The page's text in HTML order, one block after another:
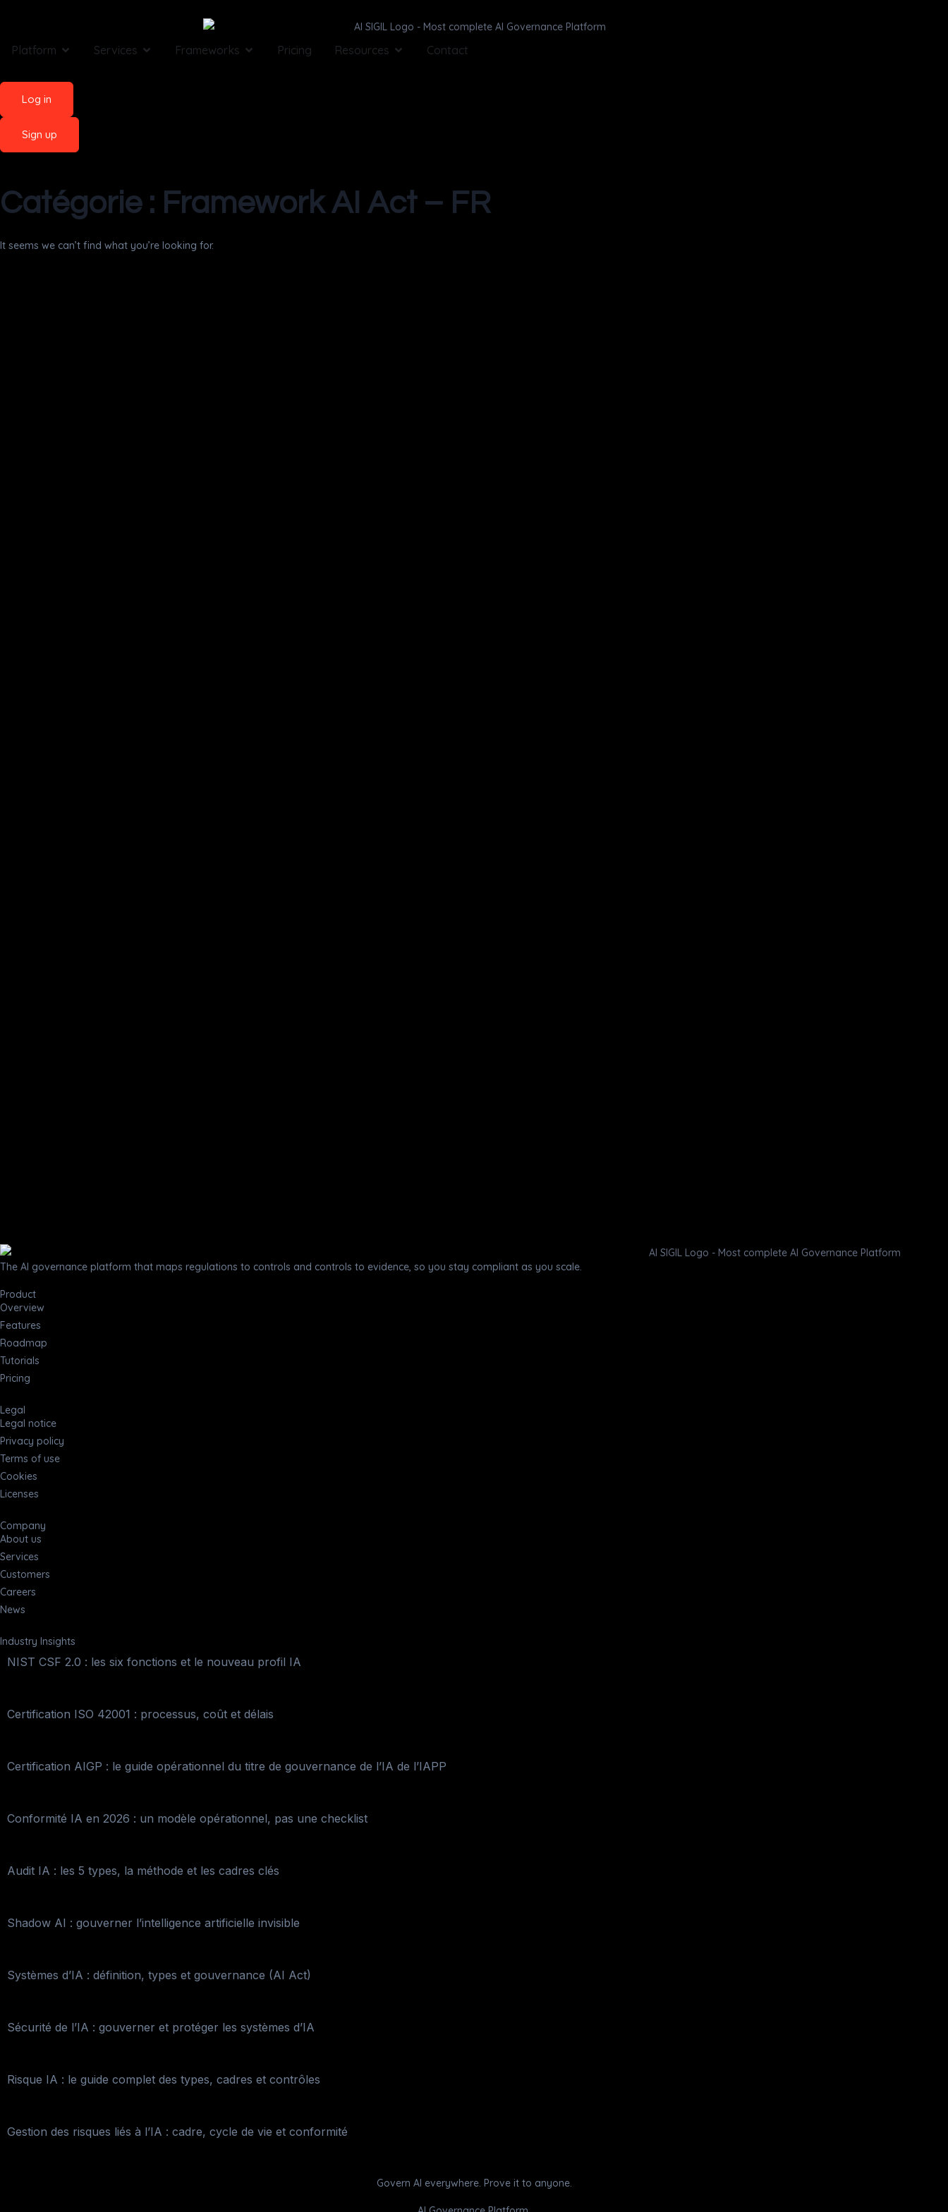
Platform Services Frameworks Pricing Resources Contact
Log in
Sign up
Catégorie : Framework AI Act – FR
It seems we can’t find what you’re looking for.
The AI governance platform that maps regulations to controls and controls to evidence, so you stay compliant as you scale.
Product
Overview
Features
Roadmap
Tutorials
Pricing
Legal
Legal notice
Privacy policy
Terms of use
Cookies
Licenses
Company
About us
Services
Customers
Careers
News
Industry Insights
NIST CSF 2.0 : les six fonctions et le nouveau profil IA
Certification ISO 42001 : processus, coût et délais
Certification AIGP : le guide opérationnel du titre de gouvernance de l’IA de l’IAPP
Conformité IA en 2026 : un modèle opérationnel, pas une checklist
Audit IA : les 5 types, la méthode et les cadres clés
Shadow AI : gouverner l’intelligence artificielle invisible
Systèmes d’IA : définition, types et gouvernance (AI Act)
Sécurité de l’IA : gouverner et protéger les systèmes d’IA
Risque IA : le guide complet des types, cadres et contrôles
Gestion des risques liés à l’IA : cadre, cycle de vie et conformité
Govern AI everywhere. Prove it to anyone.